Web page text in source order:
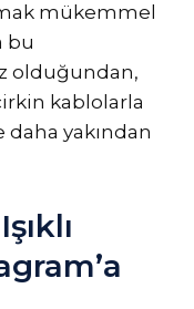
mükemmel
bu
olduğundan,
kablolarla
daha yakından